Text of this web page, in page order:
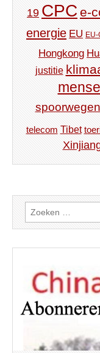
19 CPC e-
energie EU
Hongkong
justitie
spoorwegen
telecom Tibet
Zoeken
naar: